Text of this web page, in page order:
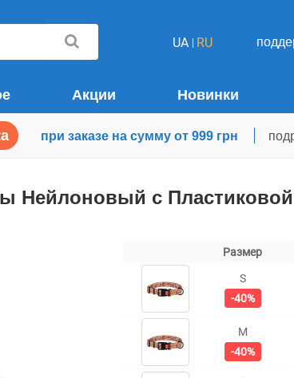
UA RU
Акции Новинки
при заказе на сумму от 999 грн
Нейлоновый c
Размер
S
-40%
M
-40%